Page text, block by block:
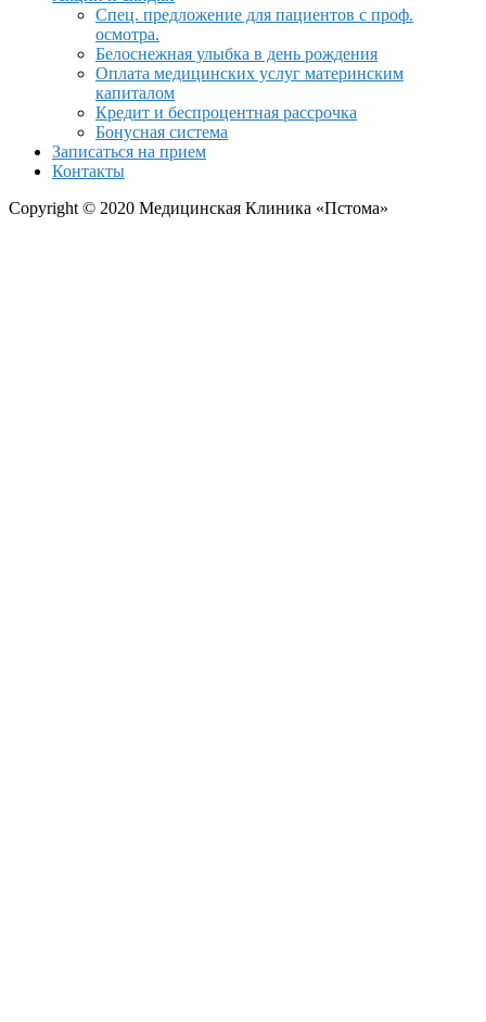
Спец. предложение для пациентов с проф.
осмотра.
Белоснежная улыбка в день рождения
Оплата медицинских услуг материнским
капиталом
Кредит и беспроцентная рассрочка
Бонусная система
Записаться на прием
Контакты
Copyright © 2020 Медицинская Клиника «Пстома»